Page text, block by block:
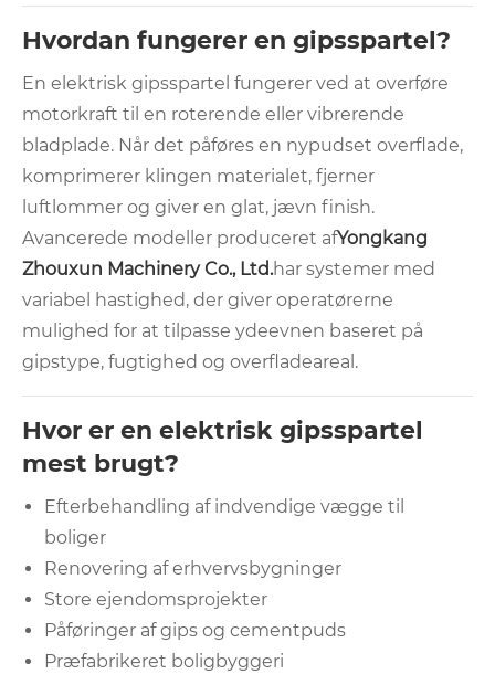
Hvordan fungerer en gipsspartel?
En elektrisk gipsspartel fungerer ved at overføre
motorkraft til en roterende eller vibrerende
bladplade. Når det påføres en nypudset overflade,
komprimerer klingen materialet, fjerner
luftlommer og giver en glat, jævn finish.
Avancerede modeller produceret afYongkang
Zhouxun Machinery Co., Ltd.har systemer med
variabel hastighed, der giver operatørerne
mulighed for at tilpasse ydeevnen baseret på
gipstype, fugtighed og overfladeareal.
Hvor er en elektrisk gipsspartel
mest brugt?
Efterbehandling af indvendige vægge til
boliger
Renovering af erhvervsbygninger
Store ejendomsprojekter
Påføringer af gips og cementpuds
Præfabrikeret boligbyggeri